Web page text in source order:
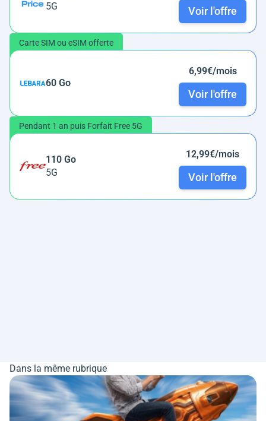
5G
Voir l'offre
Carte SIM ou eSIM offerte
60 Go
6,99€/mois
Voir l'offre
Pendant 1 an puis Forfait Free 5G
110 Go
5G
12,99€/mois
Voir l'offre
Dans la même rubrique